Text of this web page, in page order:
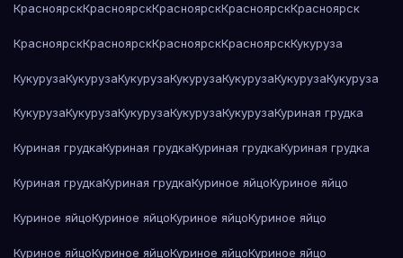
КрасноярскКрасноярскКрасноярскКрасноярскКрасноярск
КрасноярскКрасноярскКрасноярскКрасноярскКукуруза
КукурузаКукурузаКукурузаКукурузаКукурузаКукурузаКукуруза
КукурузаКукурузаКукурузаКукурузаКукурузаКуриная грудка
Куриная грудкаКуриная грудкаКуриная грудкаКуриная грудка
Куриная грудкаКуриная грудкаКуриное яйцоКуриное яйцо
Куриное яйцоКуриное яйцоКуриное яйцоКуриное яйцо
Куриное яйцоКуриное яйцоКуриное яйцоКуриное яйцо